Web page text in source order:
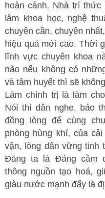
hoàn cảnh. Nhà trí
làm khoa học, nghệ
chuyên cần, chuyên
hiệu quả mới cao. Thời
lĩnh vực chuyên khoa
nào nếu không có
và tâm huyết thì sẽ
Làm chính trị là làm
Nói thì dân nghe, bảo
đồng lòng để cùng
phòng hùng khí, của
vận, lòng dân vững tinh
Đảng ta là Đảng cầm
thông nguồn tạo hoá,
giàu nước mạnh đấy là